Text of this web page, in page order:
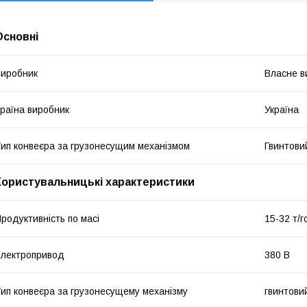
Власне
виробник Україна
конвеєра за грузонесущим механізмом
характеристики
по масі 15-32 т/
380 В
конвеєра за грузонесущему механізму